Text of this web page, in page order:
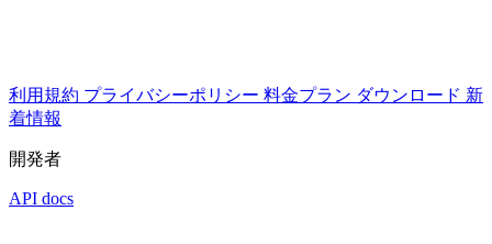
利用規約 プライバシーポリシー 料金プラン ダウンロード 新
着情報
開発者
API docs